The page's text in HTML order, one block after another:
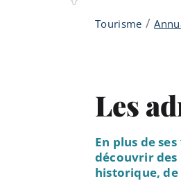
Tourisme /
Les
En plus de
découvrir des
historique, de